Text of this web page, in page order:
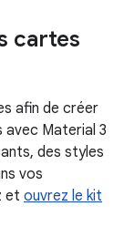
cartes
afin de créer
Material 3
des styles
vos
et ouvrez le kit